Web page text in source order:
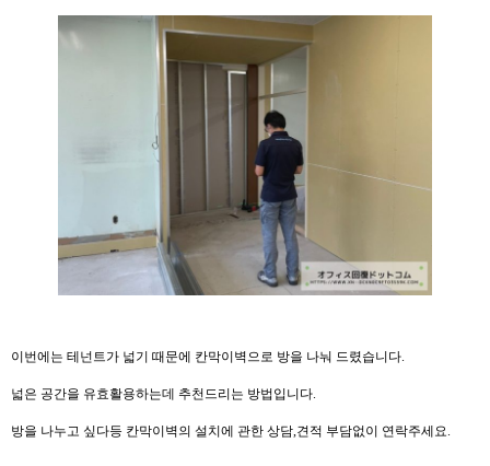
이번에는 테넌트가 넓기 때문에 칸막이벽으로 방을 나눠 드렸습니다.
넓은 공간을 유효활용하는데 추천드리는 방법입니다.
방을 나누고 싶다등 칸막이벽의 설치에 관한 상담,견적 부담없이 연락주세요.